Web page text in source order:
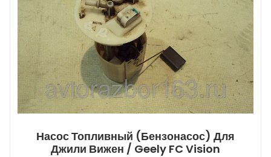
Насос Топливный (бензонасос) Для
Джили Вижен / Geely FC Vision